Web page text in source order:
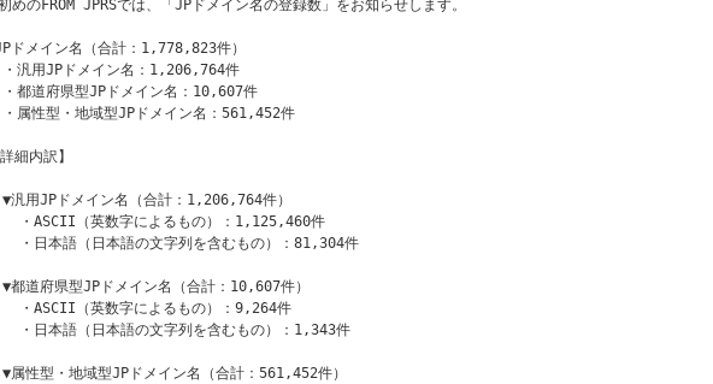
めのFROM JPRSでは、「JPドメイン名の登録数」をお知らせします。
ドメイン名（合計：1,778,823件）
汎用JPドメイン名：1,206,764件
都道府県型JPドメイン名：10,607件
属性型・地域型JPドメイン名：561,452件
細内訳】
汎用JPドメイン名（合計：1,206,764件）
・ASCII（英数字によるもの）：1,125,460件
・日本語（日本語の文字列を含むもの）：81,304件
都道府県型JPドメイン名（合計：10,607件）
・ASCII（英数字によるもの）：9,264件
・日本語（日本語の文字列を含むもの）：1,343件
属性型・地域型JPドメイン名（合計：561,452件）